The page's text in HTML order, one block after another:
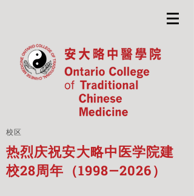
校区
热烈庆祝安大略中医学院建
校28周年（1998—2026）